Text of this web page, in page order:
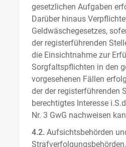
gesetzlichen Aufgaben
Darüber hinaus
Geldwäschegesetzes,
der registerführenden
die Einsichtnahme zur
Sorgfaltspflichten in den
vorgesehenen Fällen
der der registerführenden
berechtigtes Interesse
Nr. 3 GwG nachweisen
4.2. Aufsichtsbehörden